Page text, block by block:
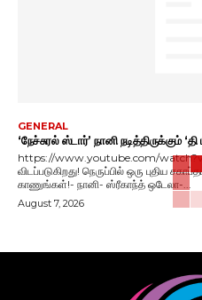
GENERAL
‘நேச்சுரல் ஸ்டார்’ நானி நடித்திருக்கும்
https://www.youtube.com/
விடப்படுகிறது! நெருப்பில் ஒரு புதிய
காணுங்கள்!- நானி- ஸ்ரீகாந்த் ஒடேலா-...
August 7, 2026